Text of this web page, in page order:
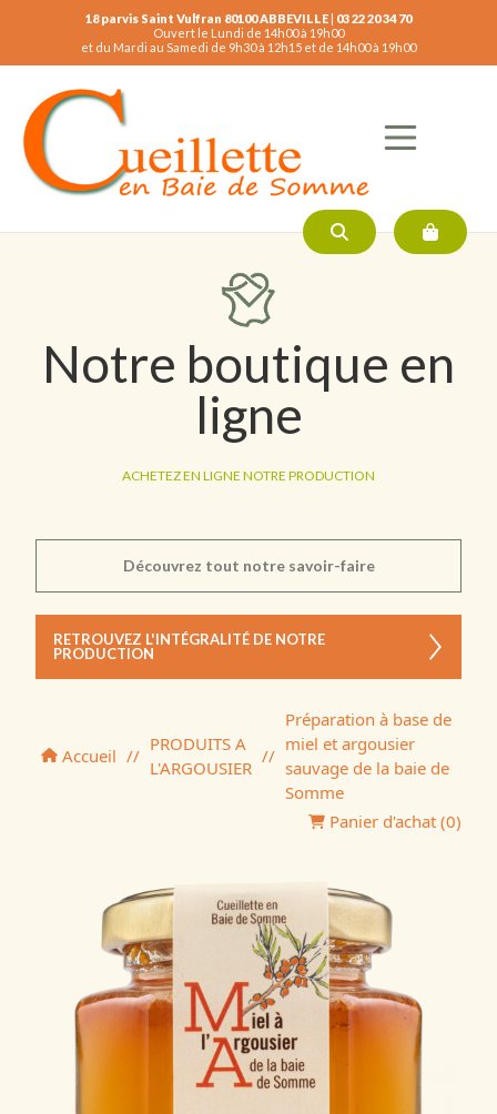
18 parvis Saint Vulfran 80100 ABBEVILLE | 03 22 20 34 70
Ouvert le Lundi de 14h00 à 19h00
et du Mardi au Samedi de 9h30 à 12h15 et de 14h00 à 19h00
Notre boutique en
ligne
ACHETEZ EN LIGNE NOTRE PRODUCTION
Découvrez tout notre savoir-faire
RETROUVEZ L'INTÉGRALITÉ DE NOTRE
PRODUCTION
Accueil //
PRODUITS A
L'ARGOUSIER
//
Préparation à base de
miel et argousier
sauvage de la baie de
Somme
Panier d'achat (0)